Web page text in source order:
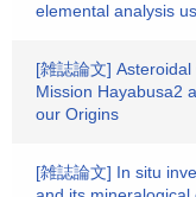
elemental analysis
[雑誌論文]
Mission Hayabusa2
our Origins
[雑誌論文] In situ